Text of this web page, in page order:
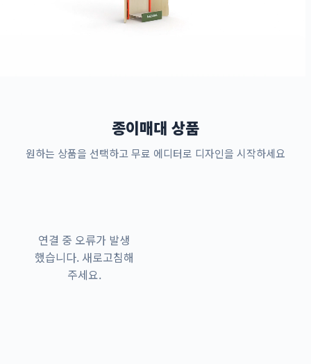
종이매대 상품
원하는 상품을 선택하고 무료 에디터로 디자인을 시작하세요
연결 중 오류가 발생
했습니다. 새로고침해
주세요.